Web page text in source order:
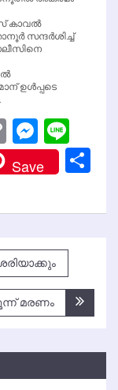
കാവല്‍
സന്ദര്‍ശിച്ച്
ഉള്‍പ്പടെ
Copy
Link
Save
മരണം